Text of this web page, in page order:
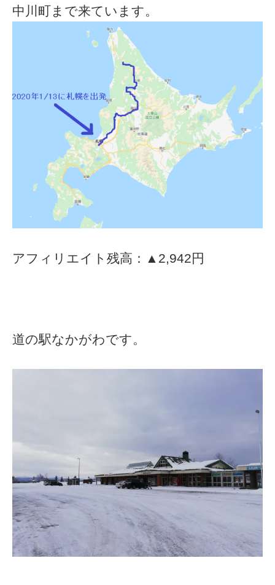
中川町まで来ています。
アフィリエイト残高：▲2,942円
道の駅なかがわです。